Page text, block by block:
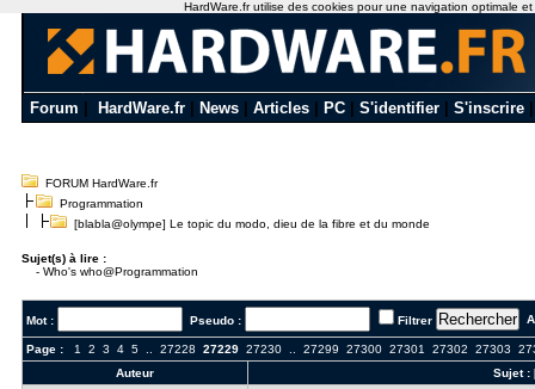
Forum HardWare.fr News Articles PC S'identifier S'inscrire
FORUM HardWare.fr
Programmation
[blabla@olympe] Le topic du modo, dieu de la fibre et du monde
Sujet(s) à lire :
- Who's who@Programmation
Mot : Pseudo : Filtrer
Page : 1 2 3 4 5.. 27228 27229 27230.. 27299 27300 27301 27302 27303
Auteur
Sujet :
HardWare.fr utilise des cookies pour une navigation optimale